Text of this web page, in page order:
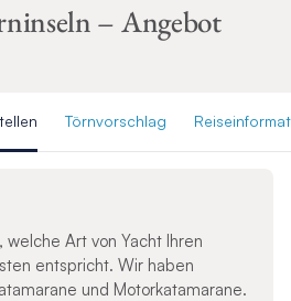
– Angebot
Törnvorschlag
welche Art von Yacht Ihren
entspricht. Wir haben
und Motorkatamarane.